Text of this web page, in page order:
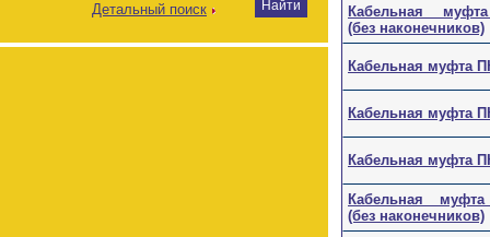
Детальный поиск
Кабельная муфта
(без наконечников)
Кабельная муфта
Кабельная муфта
Кабельная муфта
Кабельная муфта
(без наконечников)